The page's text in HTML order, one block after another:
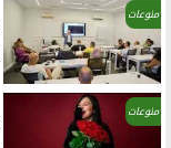
منوعات
منوعات